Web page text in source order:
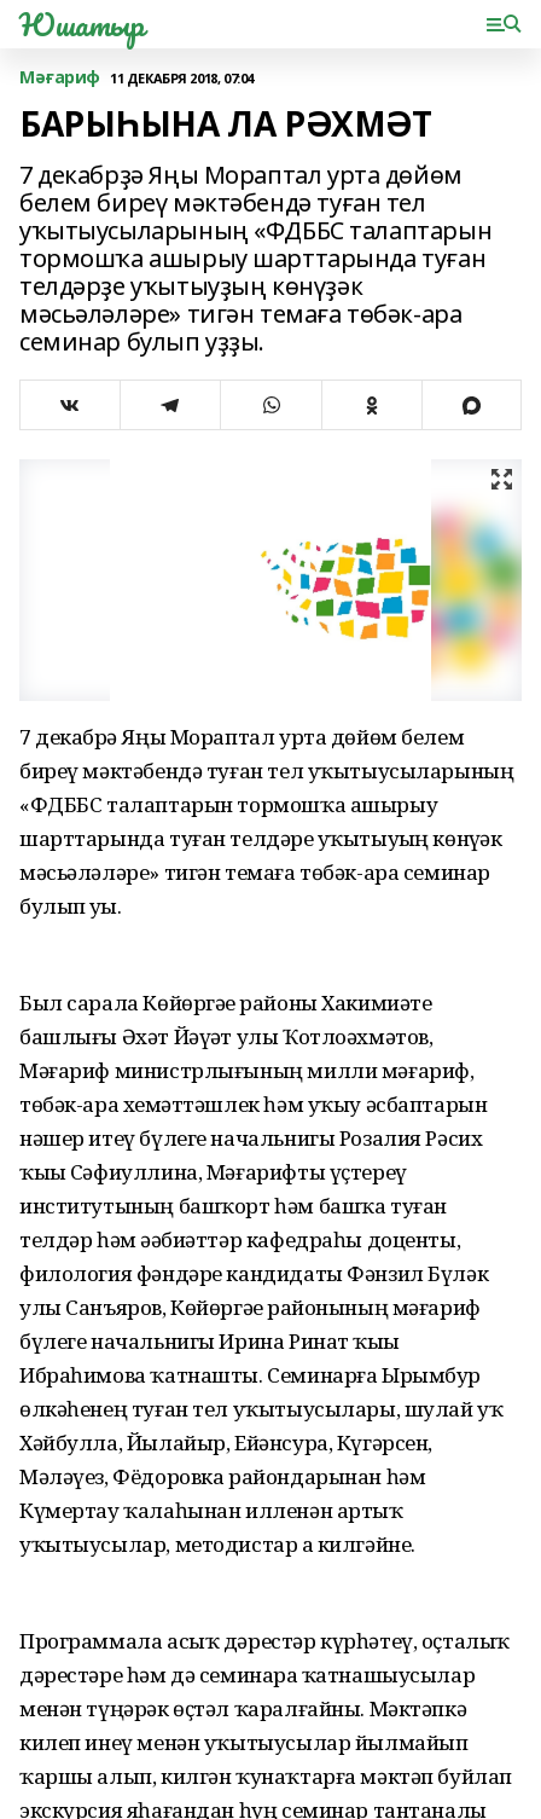
Юшатыр
Мәғариф 11 ДЕКАБРЯ 2018, 07:04
БАРЫҺЫНА ЛА РӘХМӘТ
7 декабрҙә Яңы Мораптал урта дөйөм
белем биреү мәктәбендә туған тел
уҡытыусыларының «ФДББС талаптарын
тормошҡа ашырыу шарттарында туған
телдәрҙе уҡытыуҙың көнүҙәк
мәсьәләләре» тигән темаға төбәк-ара
семинар булып уҙҙы.
7 декабрҙә Яңы Мораптал урта дөйөм белем
биреү мәктәбендә туған тел уҡытыусыларының
«ФДББС талаптарын тормошҡа ашырыу
шарттарында туған телдәрҙе уҡытыуҙың көнүҙәк
мәсьәләләре» тигән темаға төбәк-ара семинар
булып уҙҙы.
Был сарала Көйөргәҙе районы Хакимиәте
башлығы Әхәт Йәүҙәт улы Ҡотлоәхмәтов,
Мәғариф министрлығының милли мәғариф,
төбәк-ара хеҙмәттәшлек һәм уҡыу әсбаптарын
нәшер итеү бүлеге начальнигы Розалия Рәсих
ҡыҙы Сәфиуллина, Мәғарифты үҫтереү
институтының башҡорт һәм башҡа туған
телдәр һәм әҙәбиәттәр кафедраһы доценты,
филология фәндәре кандидаты Фәнзил Бүләк
улы Санъяров, Көйөргәҙе районының мәғариф
бүлеге начальнигы Ирина Ринат ҡыҙы
Ибраһимова ҡатнашты. Семинарға Ырымбур
өлкәһенең туған тел уҡытыусылары, шулай уҡ
Хәйбулла, Йылайыр, Ейәнсура, Күгәрсен,
Мәләүез, Фёдоровка райондарынан һәм
Күмертау ҡалаһынан илленән артыҡ
уҡытыусылар, методистар ҙа килгәйне.
Программала асыҡ дәрестәр күрһәтеү, оҫталыҡ
дәрестәре һәм дә семинарҙа ҡатнашыусылар
менән түңәрәк өҫтәл ҡаралғайны. Мәктәпкә
килеп инеү менән уҡытыусылар йылмайып
ҡаршы алып, килгән ҡунаҡтарға мәктәп буйлап
экскурсия яһағандан һуң семинар тантаналы